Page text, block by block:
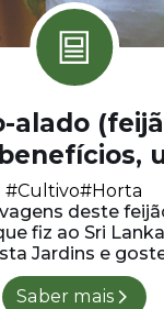
alado
cultivo
#Cultivo#Horta
deste
fiz ao Sri
Jardins e
Saber mais